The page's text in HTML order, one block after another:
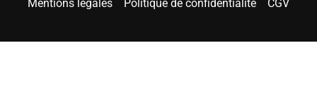
Mentions légales Politique de confidentialité CGV